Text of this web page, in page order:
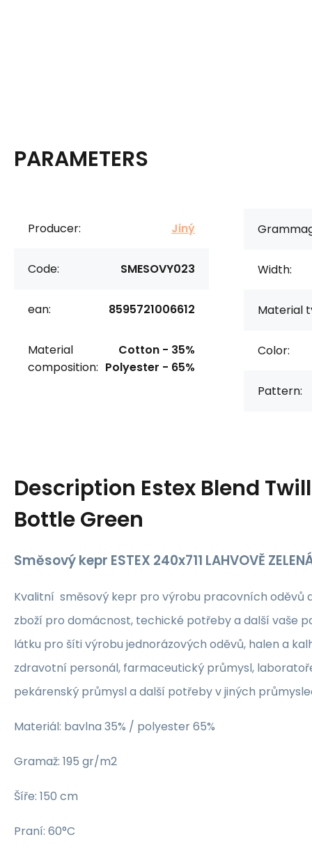
PARAMETERS
Producer: Jiný
Code: SMESOVY023
ean: 8595721006612
Material
composition:
Cotton - 35%
Polyester - 65%
Width:
Material
Color:
Pattern:
Description Estex Blend
Bottle Green
Směsový kepr ESTEX 240x711 LAHVOVĚ
Kvalitní směsový kepr pro výrobu pracovních oděvů
zboží pro domácnost, techické potřeby a další vaše
látku pro šíti výrobu jednorázových oděvů, halen a
zdravotní personál, farmaceutický průmysl,
pekárenský průmysl a další potřeby v jiných
Materiál: bavlna 35% / polyester 65%
Gramaž: 195 gr/m2
Šíře: 150 cm
Praní: 60°C